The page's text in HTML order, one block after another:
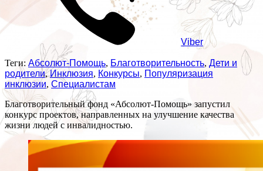
Viber
Теги: Абсолют-Помощь, Благотворительность, Дети и
родители,Инклюзия, Конкурсы, Популяризация
инклюзии, Специалистам
Благотворительный фонд «Абсолют-Помощь» запустил
конкурс проектов, направленных на улучшение качества
жизни людей с инвалидностью.